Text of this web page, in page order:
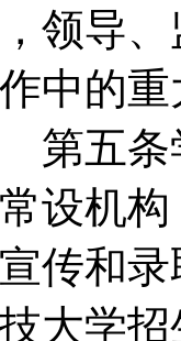
领导
中的
五条
设机
宣传和
大学